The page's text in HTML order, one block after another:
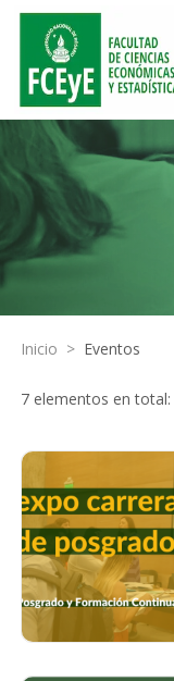
Inicio > Eventos
7 elementos en total: